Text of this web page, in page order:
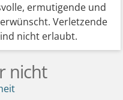
ermutigende und
Verletzende
nicht erlaubt.
nicht